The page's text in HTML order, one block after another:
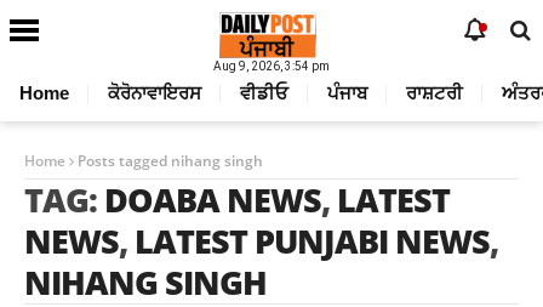
Aug 9, 2026, 3:54 pm
Home ਕੋਰੋਨਾਵਾਇਰਸ ਵੀਡੀਓ ਪੰਜਾਬ ਰਾਸ਼ਟਰੀ
Home Posts tagged nihang singh
TAG: DOABA NEWS, LATEST
NEWS, LATEST PUNJABI NEWS,
NIHANG SINGH